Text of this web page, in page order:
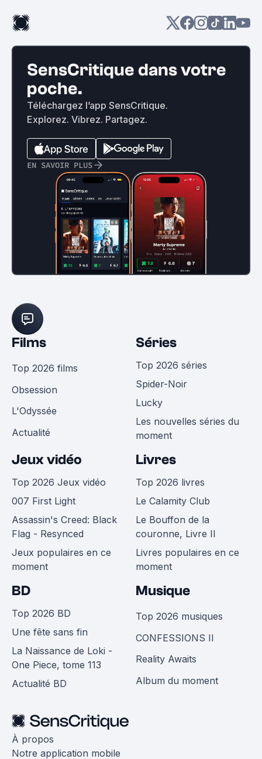
SensCritique dans votre
poche.
Téléchargez l’app SensCritique.
Explorez. Vibrez. Partagez.
EN SAVOIR PLUS
Films
Top 2026 films
Obsession
L'Odyssée
Actualité
Séries
Top 2026 séries
Spider-Noir
Lucky
Les nouvelles séries du
moment
Jeux vidéo
Top 2026 Jeux vidéo
007 First Light
Assassin's Creed: Black
Flag - Resynced
Jeux populaires en ce
moment
Livres
Top 2026 livres
Le Calamity Club
Le Bouffon de la
couronne, Livre II
Livres populaires en ce
moment
BD
Top 2026 BD
Une fête sans fin
La Naissance de Loki -
One Piece, tome 113
Actualité BD
Musique
Top 2026 musiques
CONFESSIONS II
Reality Awaits
Album du moment
À propos
Notre application mobile